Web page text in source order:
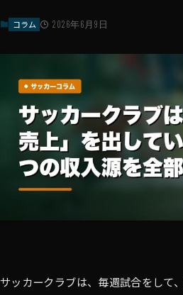
コラム 2026年6月9日
サッカークラブは、毎週試合をして